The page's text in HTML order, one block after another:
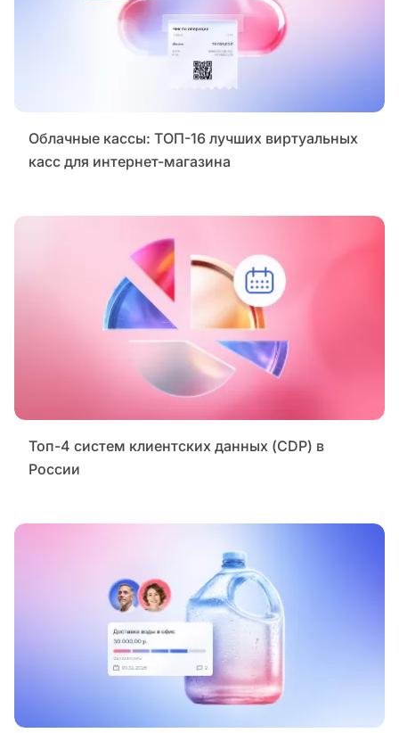
Облачные кассы: ТОП-16 лучших виртуальных
касс для интернет-магазина
Топ-4 систем клиентских данных (CDP) в
России